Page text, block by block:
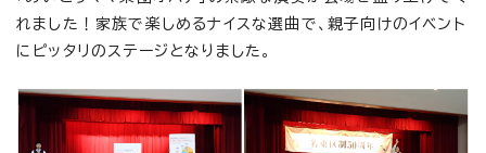
れました！家族で楽しめるナイスな選曲で、親子向けのイベント
にピッタリのステージとなりました。